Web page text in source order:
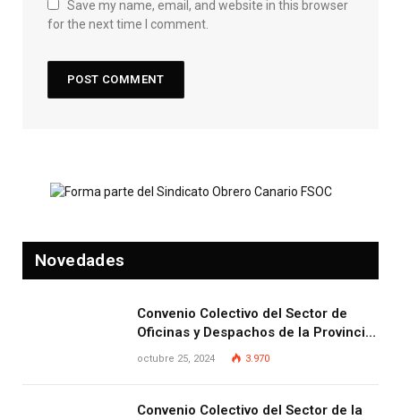
Save my name, email, and website in this browser
for the next time I comment.
Novedades
Convenio Colectivo del Sector de
Oficinas y Despachos de la Provincia
de Las Palmas
octubre 25, 2024 3.970
Convenio Colectivo del Sector de la